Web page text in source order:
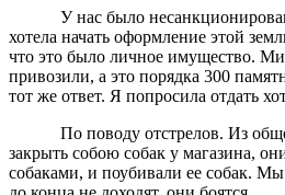
У нас было
хотела начать оформление этой
что это было личное имущество.
привозили, а это порядка 300
тот же ответ. Я попросила отдать
По поводу отстрелов. Из
закрыть собою собак у магазина,
собаками, и поубивали ее собак. Мы